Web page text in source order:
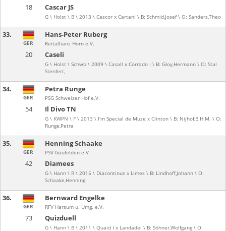
18 Cascar JS
G \ Holst \ B \ 2013 \ Cascor x Cartani \ B: Schmid,Josef \ O: Sanders,Theo
33.
20 Caseli
G \ Holst \ Schwb \ 2009 \ Casall x Corrado I \ B: Gloy,Hermann \ O: Stal
Stenfert,
GER
Hans-Peter Ruberg
Reitallianz Horn e.V.
34.
54 Il Divo TN
G \ KWPN \ F \ 2013 \ I'm Special de Muze x Clinton \ B: Nijhof,B.H.M. \ O:
Runge,Petra
GER
Petra Runge
PSG Schweizer Hof e.V.
35.
42 Diamees
G \ Hann \ R \ 2015 \ Diacontinus x Limes \ B: Lindhoff,Johann \ O:
Schaake,Henning
GER
Henning Schaake
PSV Gäufelden e.V
36.
73 Quizduell
G \ Hann \ B \ 2011 \ Quaid I x Landadel \ B: Söhner,Wolfgang \ O:
GER
Bernward Engelke
RFV Harsum u. Umg. e.V.